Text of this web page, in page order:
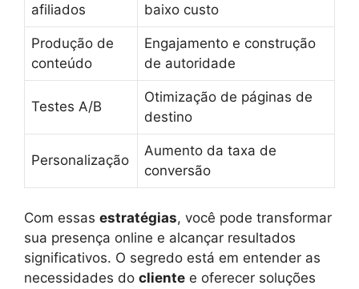
afiliados
baixo custo
Produção de
conteúdo
Engajamento e construção
de autoridade
Testes A/B
Otimização de páginas de
destino
Personalização
Aumento da taxa de
conversão
Com essas estratégias, você pode transformar
sua presença online e alcançar resultados
significativos. O segredo está em entender as
necessidades do cliente e oferecer soluções